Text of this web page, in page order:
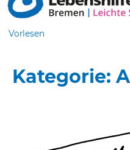
Vorlesen
Kategorie: